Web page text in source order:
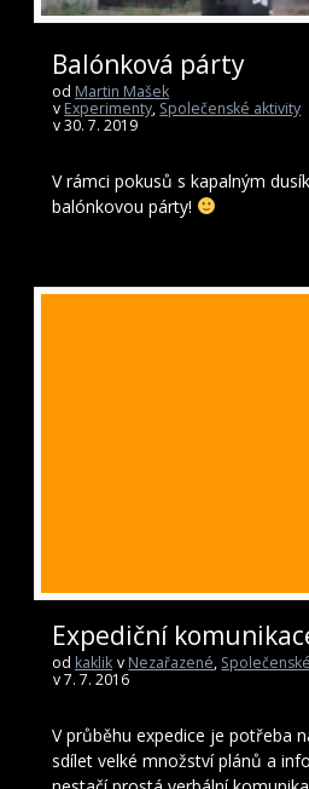
Balónková párty
od Martin Mašek
v Experimenty, Společenské aktivity
v 30. 7. 2019
V rámci pokusů s kapalným
balónkovou párty!
Expediční
od kaklik v Nezařazené,
v 7. 7. 2016
V průběhu expedice je potřeba
sdílet velké množství plánů a